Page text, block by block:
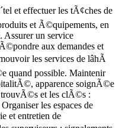
et effectuer les tÃ¢ches de
et Ã©quipements, en
un service
aux demandes et
les services de lâhÃ
quand possible. Maintenir
apparence soignÃ©e
et les clÃ©s :
les espaces de
et entretien de